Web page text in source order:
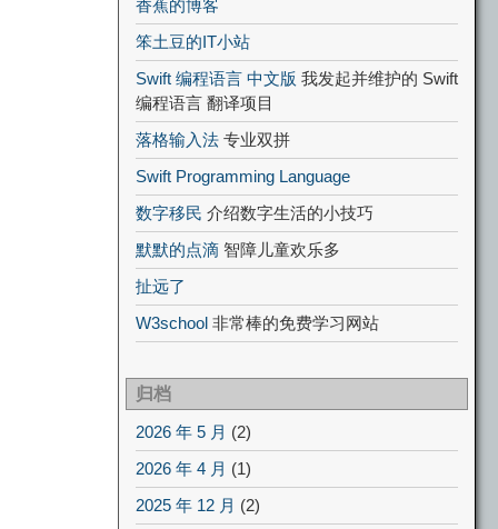
香蕉的博客
笨土豆的IT小站
Swift 编程语言 中文版 我发起并维护的 Swift
编程语言 翻译项目
落格输入法 专业双拼
Swift Programming Language
数字移民 介绍数字生活的小技巧
默默的点滴 智障儿童欢乐多
扯远了
W3school 非常棒的免费学习网站
归档
2026 年 5 月 (2)
2026 年 4 月 (1)
2025 年 12 月 (2)